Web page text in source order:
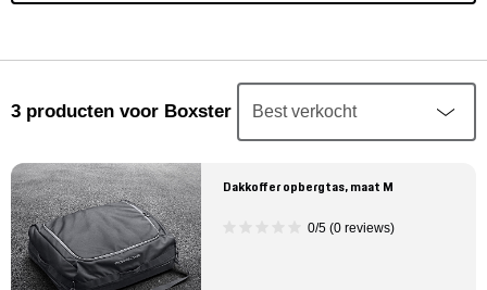
Mijn account
Klantenservice
Meer Porsche
3 producten voor Boxster
Dakkoffer opbergtas, maat M
0/5 (0 reviews)